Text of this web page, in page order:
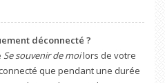
déconnecté ?
Se souvenir de moilors de votre
que pendant une durée